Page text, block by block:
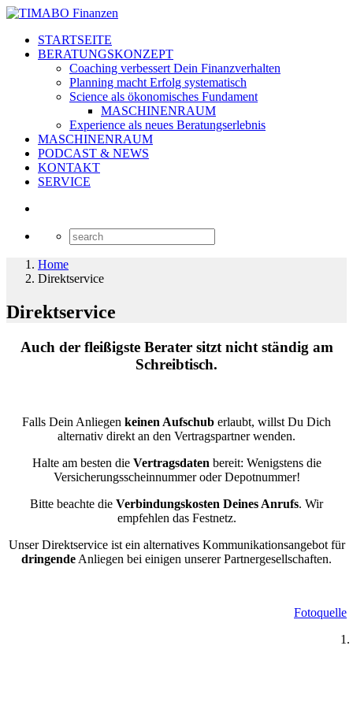
STARTSEITE
BERATUNGSKONZEPT
Coaching verbessert Dein Finanzverhalten
Planning macht Erfolg systematisch
Science als ökonomisches Fundament
MASCHINENRAUM
Experience als neues Beratungserlebnis
MASCHINENRAUM
PODCAST & NEWS
KONTAKT
SERVICE
Home
Direktservice
Direktservice
Auch der fleißigste Berater sitzt nicht ständig am
Schreibtisch.
Falls Dein Anliegen keinen Aufschub erlaubt, willst Du Dich
alternativ direkt an den Vertragspartner wenden.
Halte am besten die Vertragsdaten bereit: Wenigstens die
Versicherungsscheinnummer oder Depotnummer!
Bitte beachte die Verbindungskosten Deines Anrufs. Wir
empfehlen das Festnetz.
Unser Direktservice ist ein alternatives Kommunikationsangebot für
dringende Anliegen bei einigen unserer Partnergesellschaften.
Fotoquelle